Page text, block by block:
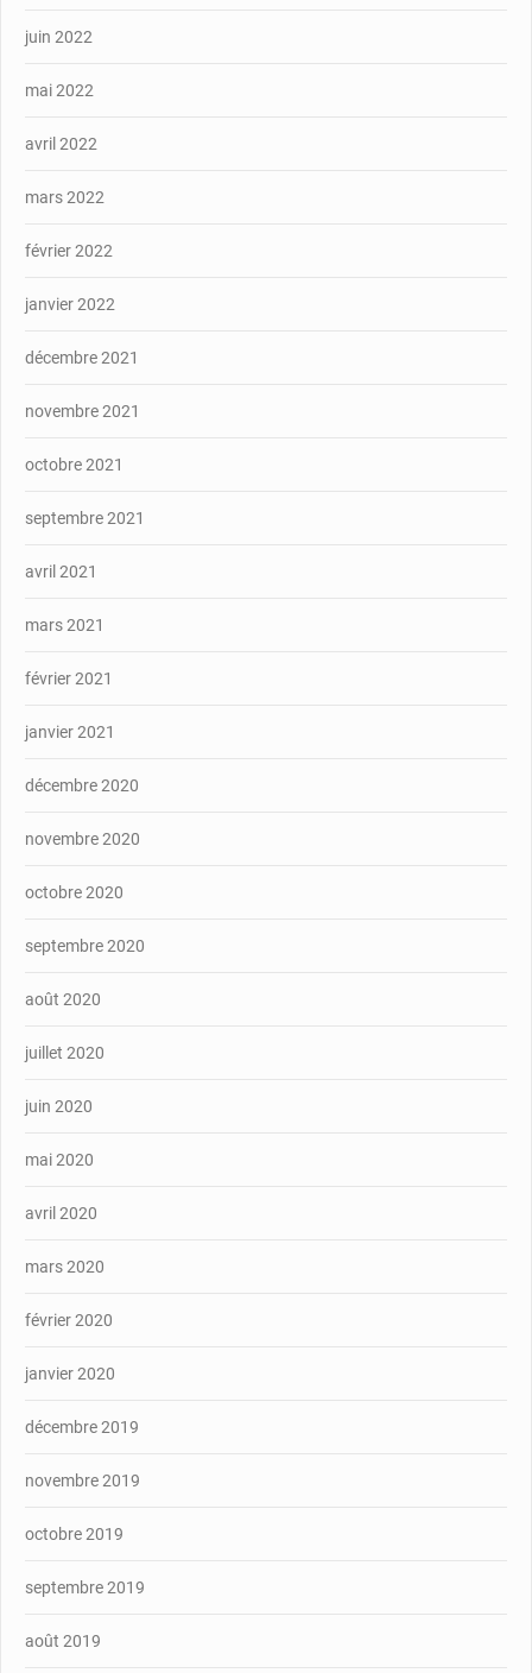
juin 2022
mai 2022
avril 2022
mars 2022
février 2022
janvier 2022
décembre 2021
novembre 2021
octobre 2021
septembre 2021
avril 2021
mars 2021
février 2021
janvier 2021
décembre 2020
novembre 2020
octobre 2020
septembre 2020
août 2020
juillet 2020
juin 2020
mai 2020
avril 2020
mars 2020
février 2020
janvier 2020
décembre 2019
novembre 2019
octobre 2019
septembre 2019
août 2019